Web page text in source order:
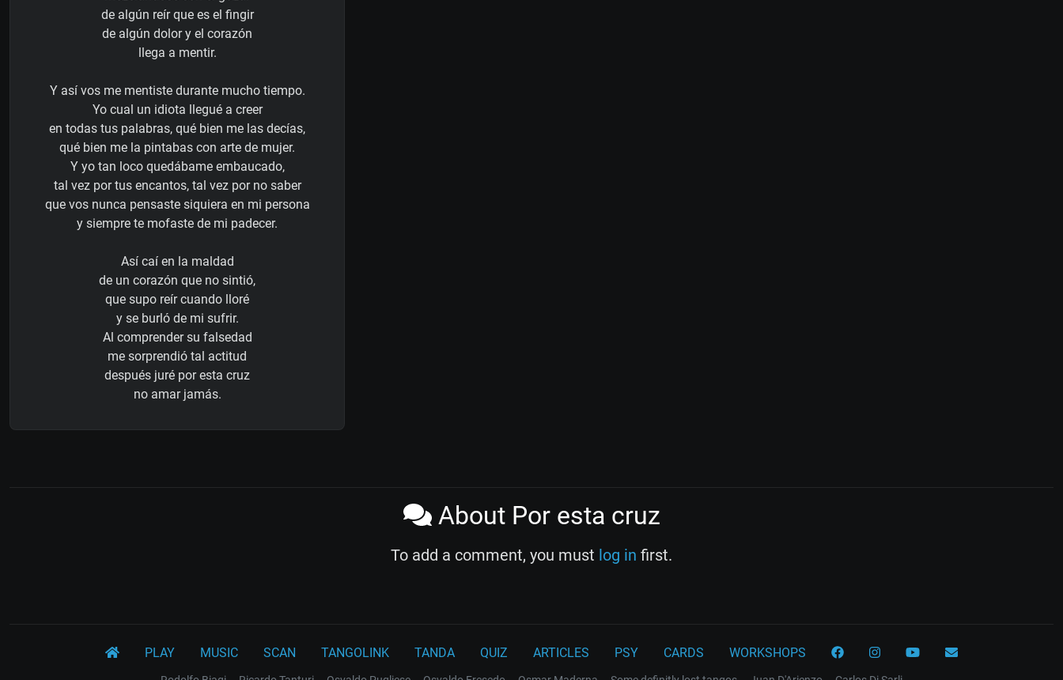
de algún reír que es el fingir
de algún dolor y el corazón
llega a mentir.
Y así vos me mentiste durante mucho tiempo.
Yo cual un idiota llegué a creer
en todas tus palabras, qué bien me las decías,
qué bien me la pintabas con arte de mujer.
Y yo tan loco quedábame embaucado,
tal vez por tus encantos, tal vez por no saber
que vos nunca pensaste siquiera en mi persona
y siempre te mofaste de mi padecer.
Así caí en la maldad
de un corazón que no sintió,
que supo reír cuando lloré
y se burló de mi sufrir.
Al comprender su falsedad
me sorprendió tal actitud
después juré por esta cruz
no amar jamás.
About Por esta cruz
To add a comment, you must log in first.
PLAY MUSIC SCAN TANGOLINK TANDA QUIZ ARTICLES PSY CARDS WORKSHOPS